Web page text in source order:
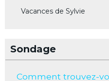
Vacances de Sylvie
Sondage
Comment trouvez-